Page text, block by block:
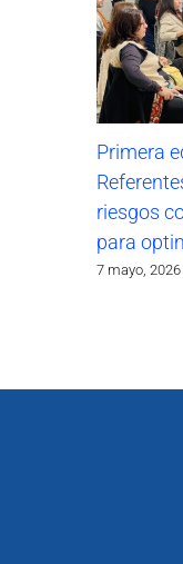
Primera
riesgos
para
7 mayo, 2026